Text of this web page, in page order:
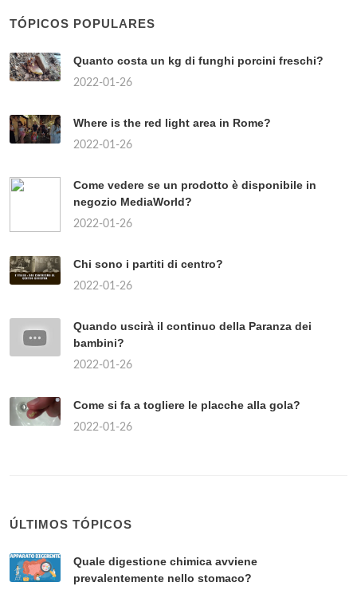
TÓPICOS POPULARES
Quanto costa un kg di funghi porcini freschi?
2022-01-26
Where is the red light area in Rome?
2022-01-26
Come vedere se un prodotto è disponibile in
negozio MediaWorld?
2022-01-26
Chi sono i partiti di centro?
2022-01-26
Quando uscirà il continuo della Paranza dei
bambini?
2022-01-26
Come si fa a togliere le placche alla gola?
2022-01-26
ÚLTIMOS TÓPICOS
Quale digestione chimica avviene
prevalentemente nello stomaco?